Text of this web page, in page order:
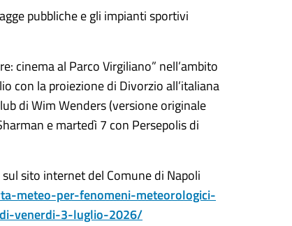
pubbliche e gli impianti sportivi
cinema al Parco Virgiliano” nell’ambito
con la proiezione di Divorzio all’italiana
di Wim Wenders (versione originale
e martedì 7 con Persepolis di
sito internet del Comune di Napoli
meteo-per-fenomeni-meteorologici-
venerdi-3-luglio-2026/